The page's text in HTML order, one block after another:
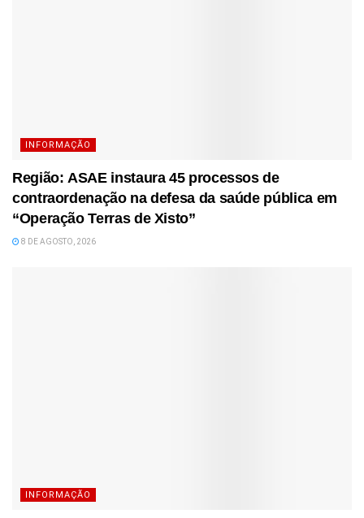
INFORMAÇÃO
Região: ASAE instaura 45 processos de
contraordenação na defesa da saúde pública em
“Operação Terras de Xisto”
8 DE AGOSTO, 2026
INFORMAÇÃO